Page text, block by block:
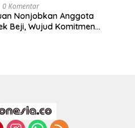
0 Komentar
Nonjobkan Anggota
Beji, Wujud Komitmen